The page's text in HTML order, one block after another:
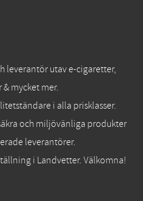
leverantör utav e-cigaretter,
mycket mer.
i alla prisklasser.
och miljövänliga produkter
leverantörer.
i Landvetter. Välkomna!